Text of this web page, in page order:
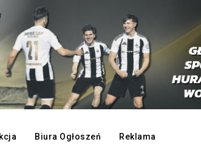
Biura Ogłoszeń Reklama